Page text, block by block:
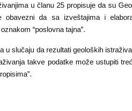
u članu 25 propisuje da su
obavezni da sa izveštajima i
“poslovna tajna”.
u slučaju da rezultati geoloških
takve podatke može ustupiti